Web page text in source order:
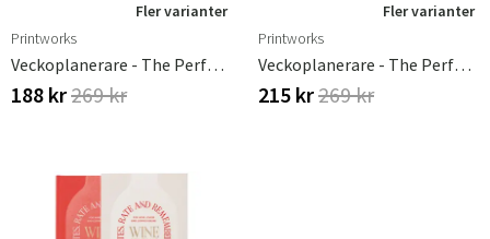
Fler varianter
Printworks
Veckoplanerare - The Perfect Plan Blue
188 kr269 kr
Fler varianter
Printworks
Veckoplanerare - The Perfect Plan Violet
215 kr269 kr